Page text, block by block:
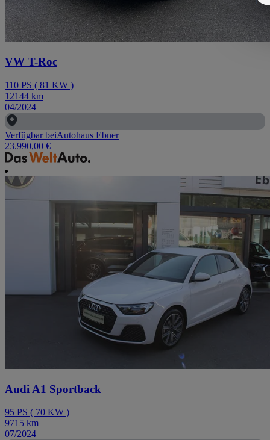
VW T-Roc
110 PS ( 81 KW )
12144 km
04/2024
Verfügbar beiAutohaus Ebner
23.990,00 €
Audi A1 Sportback
95 PS ( 70 KW )
9715 km
07/2024